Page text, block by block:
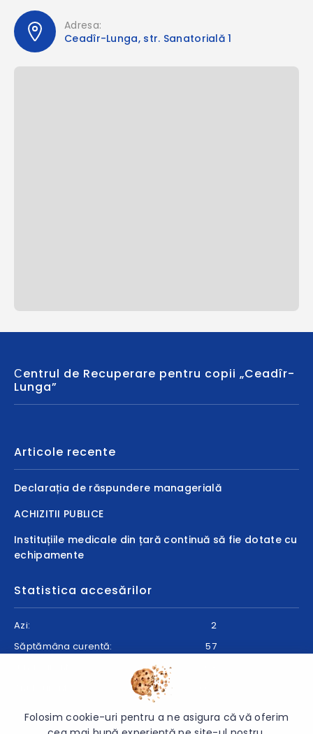
Adresa:
Ceadîr-Lunga, str. Sanatorială 1
Сentrul de Recuperare pentru copii „Ceadîr-
Lunga”
Articole recente
Declarația de răspundere managerială
ACHIZITII PUBLICE
Instituțiile medicale din țară continuă să fie dotate cu
echipamente
Statistica accesărilor
Azi:
2
Săptămâna curentă:
57
Folosim cookie-uri pentru a ne asigura că vă oferim